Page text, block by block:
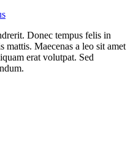
Donec tempus felis in
mattis. Maecenas a leo sit amet
erat volutpat. Sed